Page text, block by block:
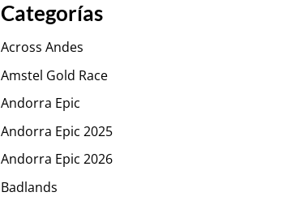
Categorías
Across Andes
Amstel Gold Race
Andorra Epic
Andorra Epic 2025
Andorra Epic 2026
Badlands